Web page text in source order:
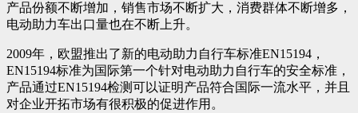
产品份额不断增加，销售市场不断扩大，消费群体不断增多，
电动助力车出口量也在不断上升。
2009年，欧盟推出了新的电动助力自行车标准EN15194，
EN15194标准为国际第一个针对电动助力自行车的安全标准，
产品通过EN15194检测可以证明产品符合国际一流水平，并且
对企业开拓市场有很积极的促进作用。